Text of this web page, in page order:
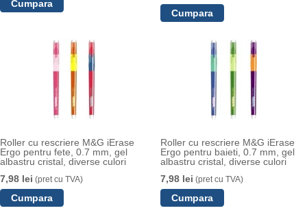
Roller cu rescriere M&G iErase
Ergo pentru fete, 0.7 mm, gel
albastru cristal, diverse culori
7,98 lei (pret cu TVA)
Roller cu rescriere M&G iErase
Ergo pentru baieti, 0.7 mm, gel
albastru cristal, diverse culori
7,98 lei (pret cu TVA)